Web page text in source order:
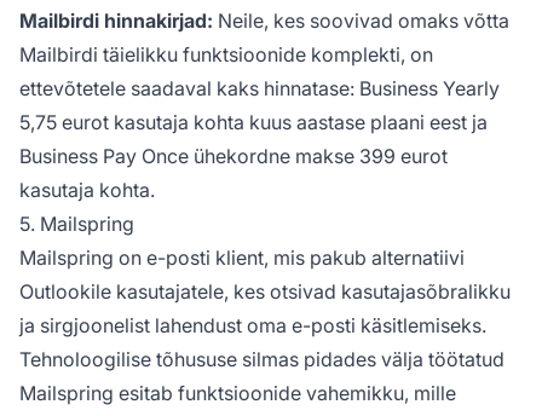
Mailbirdi hinnakirjad: Neile, kes soovivad omaks võtta
Mailbirdi täielikku funktsioonide komplekti, on
ettevõtetele saadaval kaks hinnatase: Business Yearly
5,75 eurot kasutaja kohta kuus aastase plaani eest ja
Business Pay Once ühekordne makse 399 eurot
kasutaja kohta.
5. Mailspring
Mailspring on e-posti klient, mis pakub alternatiivi
Outlookile kasutajatele, kes otsivad kasutajasõbralikku
ja sirgjoonelist lahendust oma e-posti käsitlemiseks.
Tehnoloogilise tõhususe silmas pidades välja töötatud
Mailspring esitab funktsioonide vahemikku, mille